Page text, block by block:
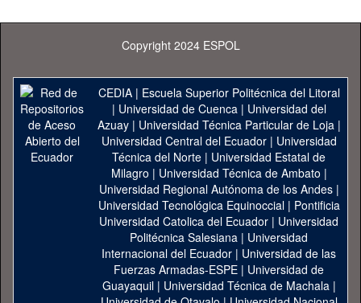
Copyright 2024 ESPOL
CEDIA| Escuela Superior Politécnica del Litoral
| Universidad de Cuenca| Universidad del
Azuay| Universidad Técnica Particular de Loja|
Universidad Central del Ecuador| Universidad
Técnica del Norte | Universidad Estatal de
Milagro | Universidad Técnica de Ambato |
Universidad Regional Autónoma de los Andes|
Universidad Tecnológica Equinoccial| Pontificia
Universidad Catolica del Ecuador | Universidad
Politécnica Salesiana | Universidad
Internacional del Ecuador | Universidad de las
Fuerzas Armadas-ESPE | Universidad de
Guayaquil| Universidad Técnica de Machala|